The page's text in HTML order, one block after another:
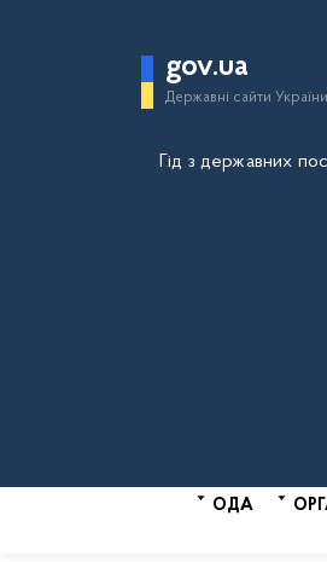
gov.ua
Державні сайти України
Гід з державних
ОДА